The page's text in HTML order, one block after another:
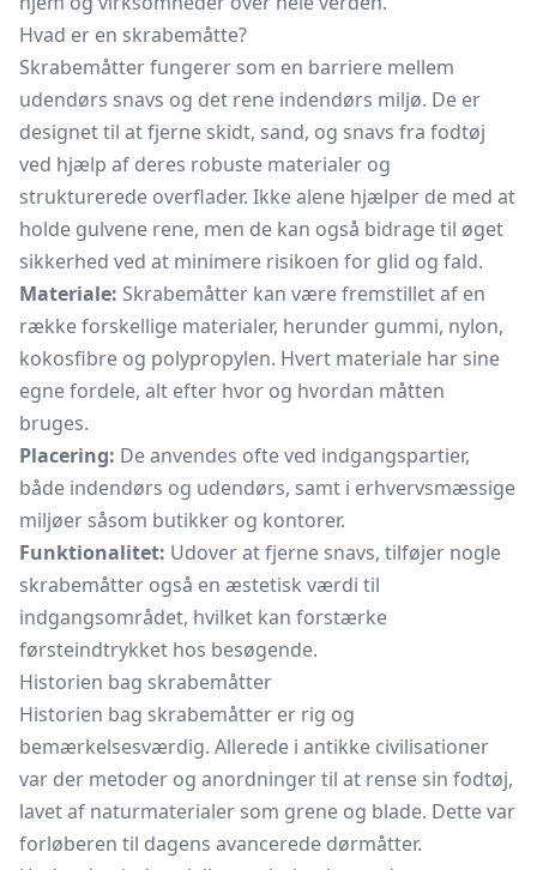
Hvad er en skrabemåtte?
Skrabemåtter fungerer som en barriere mellem
udendørs snavs og det rene indendørs miljø. De er
designet til at fjerne skidt, sand, og snavs fra fodtøj
ved hjælp af deres robuste materialer og
strukturerede overflader. Ikke alene hjælper de med at
holde gulvene rene, men de kan også bidrage til øget
sikkerhed ved at minimere risikoen for glid og fald.
Materiale: Skrabemåtter kan være fremstillet af en
række forskellige materialer, herunder gummi, nylon,
kokosfibre og polypropylen. Hvert materiale har sine
egne fordele, alt efter hvor og hvordan måtten
bruges.
Placering: De anvendes ofte ved indgangspartier,
både indendørs og udendørs, samt i erhvervsmæssige
miljøer såsom butikker og kontorer.
Funktionalitet: Udover at fjerne snavs, tilføjer nogle
skrabemåtter også en æstetisk værdi til
indgangsområdet, hvilket kan forstærke
førsteindtrykket hos besøgende.
Historien bag skrabemåtter
Historien bag skrabemåtter er rig og
bemærkelsesværdig. Allerede i antikke civilisationer
var der metoder og anordninger til at rense sin fodtøj,
lavet af naturmaterialer som grene og blade. Dette var
forløberen til dagens avancerede dørmåtter.